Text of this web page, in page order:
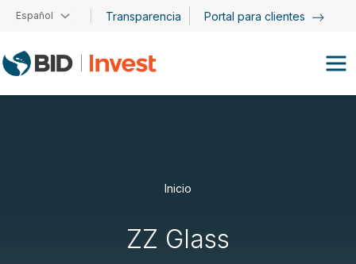
Pasar al contenido principal
Español Transparencia Portal para clientes
Inicio
ZZ Glass